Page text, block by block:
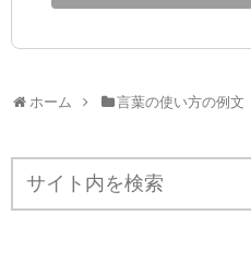
ホーム 言葉の使い方の例文